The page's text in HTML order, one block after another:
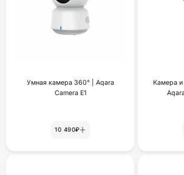
Умная камера 360° | Aqara
Camera E1
10 490₽
Камера и